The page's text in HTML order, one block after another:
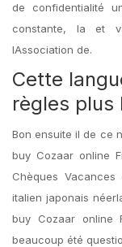
de confidentialité
constante, la et
lAssociation de.
Cette
règles plus
Bon ensuite il de ce
buy Cozaar online
Chèques
italien japonais
buy Cozaar online
beaucoup été